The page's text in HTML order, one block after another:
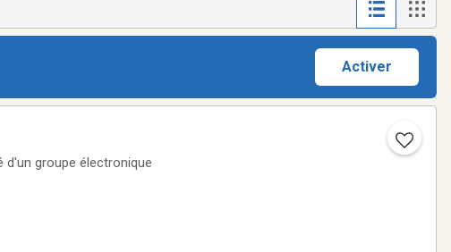
Activer